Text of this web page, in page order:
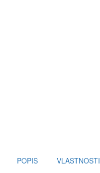
POPIS
VLASTNOSTI